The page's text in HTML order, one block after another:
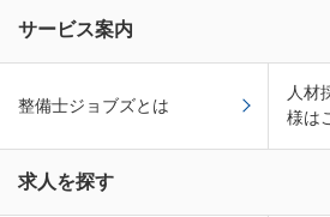
サービス案内
整備士ジョブズとは
人材
様は
求人を探す